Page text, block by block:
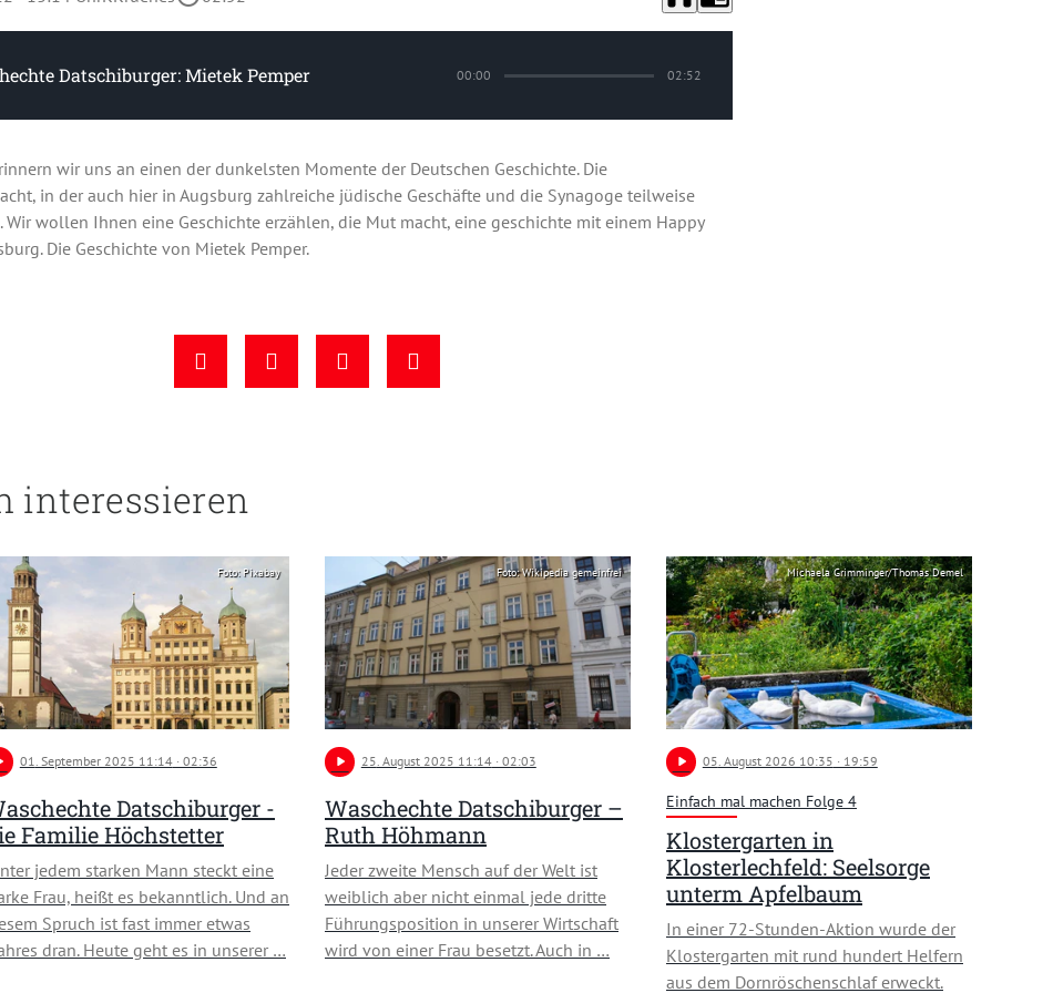
Datschiburger: Mietek Pemper 00:00 02:52
wir uns an einen der dunkelsten Momente der Deutschen Geschichte. Die
in der auch hier in Augsburg zahlreiche jüdische Geschäfte und die Synagoge teilweise
Wir wollen Ihnen eine Geschichte erzählen, die Mut macht, eine geschichte mit einem Happy
Die Geschichte von Mietek Pemper.
interessieren
Foto: Pixabay
01. September 2025 11:14· 02:36
Datschiburger -
Familie Höchstetter
jedem starken Mann steckt eine
Frau, heißt es bekanntlich. Und an
Spruch ist fast immer etwas
dran. Heute geht es in unserer …
Foto: Wikipedia gemeinfrei
play_arrow 25. August 2025 11:14· 02:03
Waschechte Datschiburger –
Ruth Höhmann
Jeder zweite Mensch auf der Welt ist
weiblich aber nicht einmal jede dritte
Führungsposition in unserer Wirtschaft
wird von einer Frau besetzt. Auch in …
Michaela Grimminger/Thomas Demel
play_arrow 05. August 2026 10:35 · 19:59
Einfach mal machen Folge 4
Klostergarten in
Klosterlechfeld: Seelsorge
unterm Apfelbaum
In einer 72-Stunden-Aktion wurde der
Klostergarten mit rund hundert Helfern
aus dem Dornröschenschlaf erweckt.